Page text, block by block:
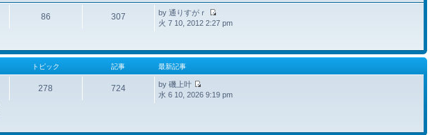
86 307
by 通りすがｒ
火 7 10, 2012 2:27 pm
トピック 記事 最新記事
278 724
by 磯上叶
水 6 10, 2026 9:19 pm